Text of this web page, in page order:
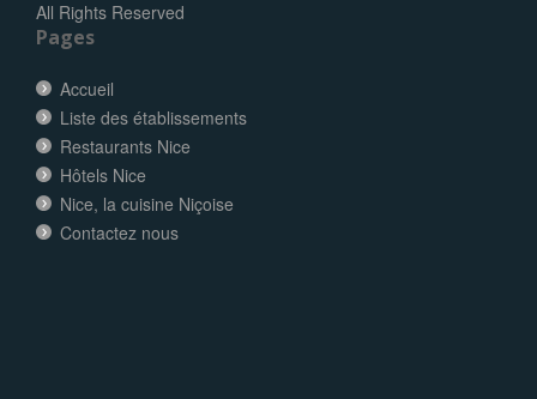
All Rights Reserved
Pages
Accueil
Liste des établissements
Restaurants Nice
Hôtels Nice
Nice, la cuisine Niçoise
Contactez nous